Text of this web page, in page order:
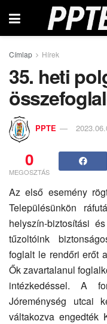
Címlap Hírek
35. heti
PPTE
0
MEGOSZTÁS
Az első esemény
Településünkön
helyszín-biztosítási
tűzoltóink
foglalt le rendőri erőt
Ők zavartalanul
intézkedéssel. A
Jóreménység utcai
váltakozva engedték